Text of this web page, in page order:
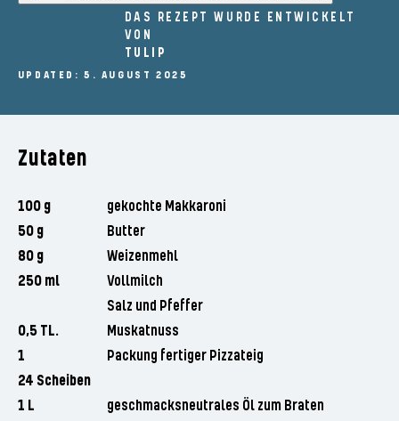
DAS REZEPT WURDE ENTWICKELT
VON
TULIP
UPDATED: 5. AUGUST 2025
Zutaten
100 g
gekochte Makkaroni
50 g
Butter
80 g
Weizenmehl
250 ml
Vollmilch
Salz und Pfeffer
0,5 TL.
Muskatnuss
1
Packung fertiger Pizzateig
24 Scheiben
1 L
geschmacksneutrales Öl zum Braten